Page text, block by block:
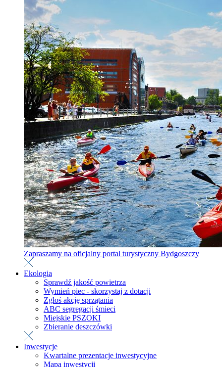
Zapraszamy na oficjalny portal turystyczny Bydgoszczy
Ekologia
Sprawdź jakość powietrza
Wymień piec - skorzystaj z dotacji
Zgłoś akcję sprzątania
ABC segregacji śmieci
Miejskie PSZOKI
Zbieranie deszczówki
Inwestycje
Kwartalne prezentacje inwestycyjne
Mapa inwestycji